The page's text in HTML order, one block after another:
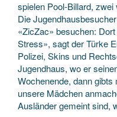
spielen Pool-Billard,
Die
«ZicZac» besuchen:
Stress», sagt der Türke
Polizei, Skins und
Jugendhaus, wo er
Wochenende, dann
unsere Mädchen
Ausländer gemeint sind,